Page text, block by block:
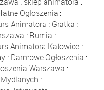
Ogłoszenia :
Animatora : Gratka :
: Rumia :
Animatora Katowice :
: Darmowe Ogłoszenia :
Warszawa :
: